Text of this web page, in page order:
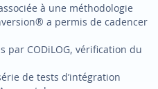
à une méthodologie
a permis de cadencer
par CODiLOG, vérification du
de tests d’intégration